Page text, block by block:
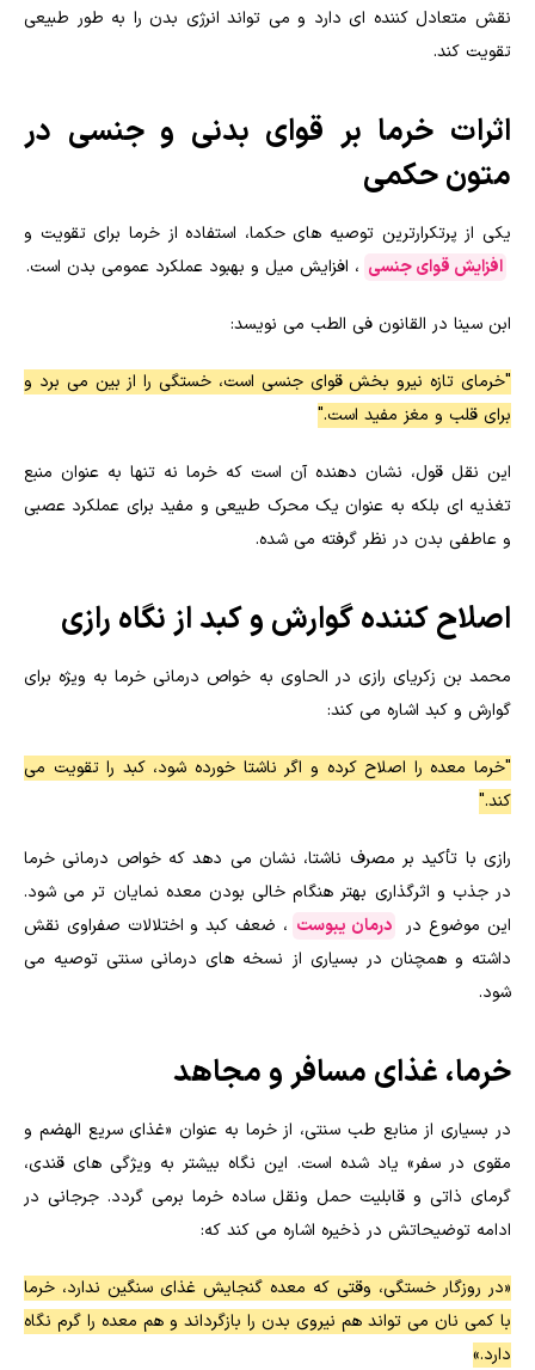
نقش متعادل کننده ای دارد و می تواند انرژی بدن را به طور طبیعی
تقویت کند.
اثرات خرما بر قوای بدنی و جنسی در
متون حکمی
یکی از پرتکرارترین توصیه های حکما، استفاده از خرما برای تقویت و
افزایش قوای جنسی ، افزایش میل و بهبود عملکرد عمومی بدن است.
ابن سینا در القانون فی الطب می نویسد:
"خرمای تازه نیرو بخش قوای جنسی است، خستگی را از بین می برد و
برای قلب و مغز مفید است."
این نقل قول، نشان دهنده آن است که خرما نه تنها به عنوان منبع
تغذیه ای بلکه به عنوان یک محرک طبیعی و مفید برای عملکرد عصبی
و عاطفی بدن در نظر گرفته می شده.
اصلاح کننده گوارش و کبد از نگاه رازی
محمد بن زکریای رازی در الحاوی به خواص درمانی خرما به ویژه برای
گوارش و کبد اشاره می کند:
"خرما معده را اصلاح کرده و اگر ناشتا خورده شود، کبد را تقویت می
کند."
رازی با تأکید بر مصرف ناشتا، نشان می دهد که خواص درمانی خرما
در جذب و اثرگذاری بهتر هنگام خالی بودن معده نمایان تر می شود.
این موضوع در درمان یبوست ، ضعف کبد و اختلالات صفراوی نقش
داشته و همچنان در بسیاری از نسخه های درمانی سنتی توصیه می
شود.
خرما، غذای مسافر و مجاهد
در بسیاری از منابع طب سنتی، از خرما به عنوان «غذای سریع الهضم و
مقوی در سفر» یاد شده است. این نگاه بیشتر به ویژگی های قندی،
گرمای ذاتی و قابلیت حمل ونقل ساده خرما برمی گردد. جرجانی در
ادامه توضیحاتش در ذخیره اشاره می کند که:
«در روزگار خستگی، وقتی که معده گنجایش غذای سنگین ندارد، خرما
با کمی نان می تواند هم نیروی بدن را بازگرداند و هم معده را گرم نگاه
دارد.»